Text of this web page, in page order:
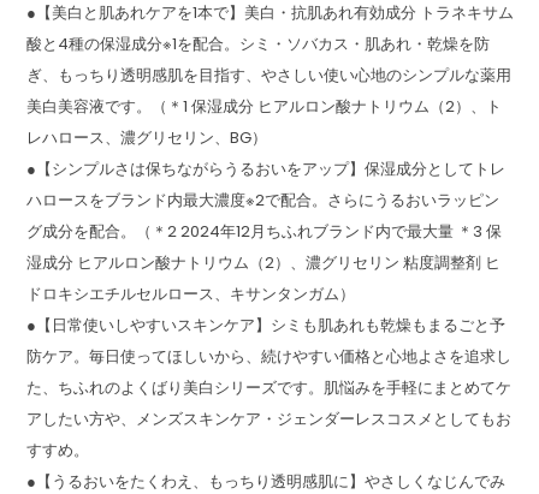
●【美白と肌あれケアを1本で】美白・抗肌あれ有効成分 トラネキサム
酸と4種の保湿成分※1を配合。シミ・ソバカス・肌あれ・乾燥を防
ぎ、もっちり透明感肌を目指す、やさしい使い心地のシンプルな薬用
美白美容液です。（＊1 保湿成分 ヒアルロン酸ナトリウム（2）、ト
レハロース、濃グリセリン、BG）
●【シンプルさは保ちながらうるおいをアップ】保湿成分としてトレ
ハロースをブランド内最大濃度※2で配合。さらにうるおいラッピン
グ成分を配合。（＊2 2024年12月ちふれブランド内で最大量 ＊3 保
湿成分 ヒアルロン酸ナトリウム（2）、濃グリセリン 粘度調整剤 ヒ
ドロキシエチルセルロース、キサンタンガム）
●【日常使いしやすいスキンケア】シミも肌あれも乾燥もまるごと予
防ケア。毎日使ってほしいから、続けやすい価格と心地よさを追求し
た、ちふれのよくばり美白シリーズです。肌悩みを手軽にまとめてケ
アしたい方や、メンズスキンケア・ジェンダーレスコスメとしてもお
すすめ。
●【うるおいをたくわえ、もっちり透明感肌に】やさしくなじんでみ